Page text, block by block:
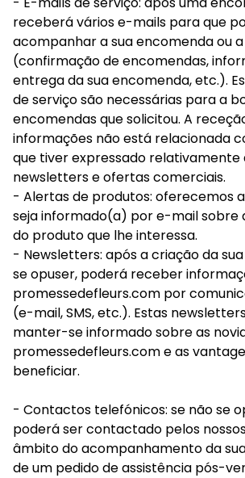
receberá vários e-mails para que
acompanhar a sua encomenda ou
(confirmação de encomendas,
entrega da sua encomenda, etc.).
de serviço são necessárias para a
encomendas que solicitou. A
informações não está relacionada
que tiver expressado relativamente
newsletters e ofertas comerciais.
- Alertas de produtos: oferecemos
seja informado(a) por e-mail sobre
do produto que lhe interessa.
- Newsletters: após a criação da
se opuser, poderá receber
promessedefleurs.com por
(e-mail, SMS, etc.). Estas
manter-se informado sobre as
promessedefleurs.com e as
beneficiar.
- Contactos telefónicos: se não se
poderá ser contactado pelos
âmbito do acompanhamento da
de um pedido de assistência pós-